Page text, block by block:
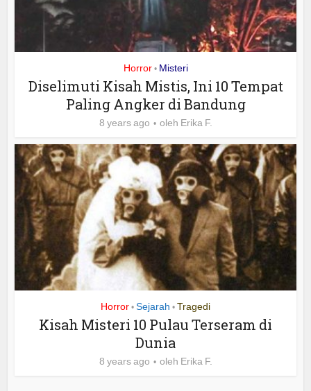
Horror • Misteri
Diselimuti Kisah Mistis, Ini 10 Tempat
Paling Angker di Bandung
8 years ago oleh Erika F.
Horror • Sejarah • Tragedi
Kisah Misteri 10 Pulau Terseram di
Dunia
8 years ago oleh Erika F.